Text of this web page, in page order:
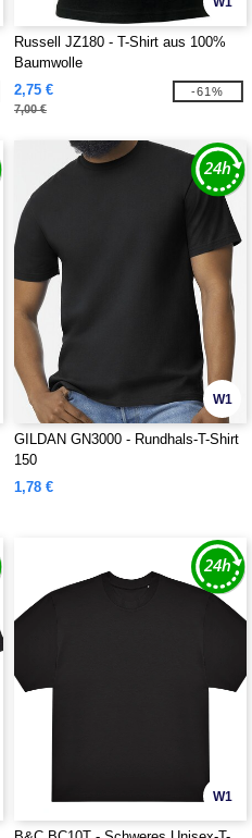
Russell JZ180 - T-Shirt aus 100%
Baumwolle
2,75 €
7,00 €
-61%
W1
GILDAN GN3000 - Rundhals-T-Shirt
150
1,78 €
W1